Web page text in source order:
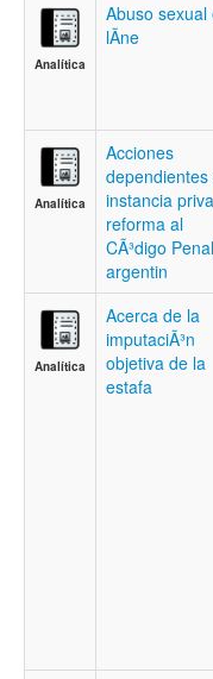
Analítica
Abuso sexual
lÃ­ne
Analítica
Acciones
dependientes
instancia
reforma al
CÃ³digo Penal
argentin
Analítica
Acerca de la
imputaciÃ³n
objetiva de la
estafa